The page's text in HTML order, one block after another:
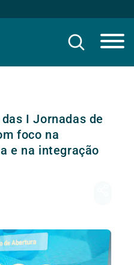
I Jornadas de
foco na
e na integração